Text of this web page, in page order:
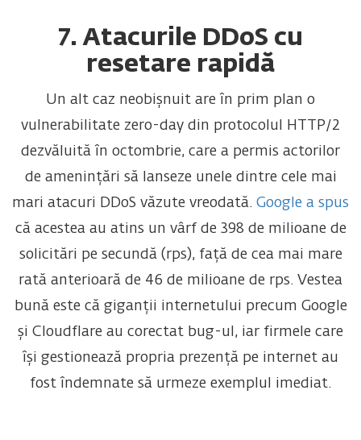
7. Atacurile DDoS cu
resetare rapidă
Un alt caz neobișnuit are în prim plan o
vulnerabilitate zero-day din protocolul HTTP/2
dezvăluită în octombrie, care a permis actorilor
de amenințări să lanseze unele dintre cele mai
mari atacuri DDoS văzute vreodată. Google a spus
că acestea au atins un vârf de 398 de milioane de
solicitări pe secundă (rps), față de cea mai mare
rată anterioară de 46 de milioane de rps. Vestea
bună este că giganții internetului precum Google
și Cloudflare au corectat bug-ul, iar firmele care
își gestionează propria prezență pe internet au
fost îndemnate să urmeze exemplul imediat.